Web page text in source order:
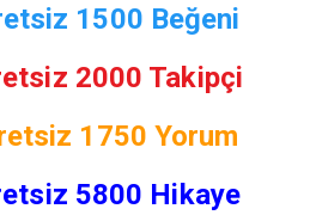
1500 Beğeni
2000 Takipçi
1750 Yorum
5800 Hikaye